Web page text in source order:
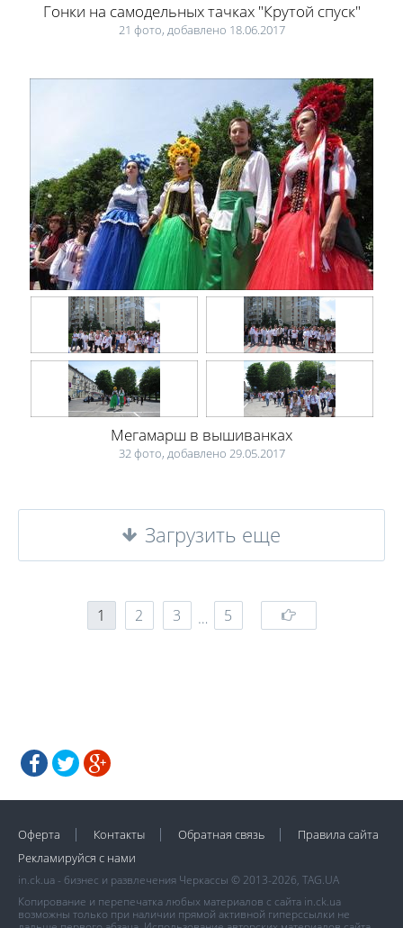
Гонки на самодельных тачках "Крутой спуск"
21 фото, добавлено 18.06.2017
Мегамарш в вышиванках
32 фото, добавлено 29.05.2017
Загрузить еще
1 2 3 … 5
Оферта Контакты Обратная связь
Правила сайта
Рекламируйся с нами
in.ck.ua - бизнес и развлечения Черкассы © 2013-2026, TAG.UA
Копирование и перепечатка любых материалов с сайта in.ck.ua
возможны только при наличии прямой активной гиперссылки не